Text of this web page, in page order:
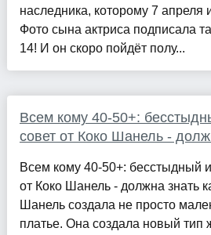
наследника, которому 7 апреля
Фото сына актриса подписала
14! И он скоро пойдёт полу...
Всем кому 40-50+:
совет от Коко Шанель -
Всем кому 40-50+: бесстыдный
от Коко Шанель - должна знать
Шанель создала не просто
платье. Она создала новый